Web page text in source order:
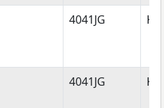
4041JG
4041JG